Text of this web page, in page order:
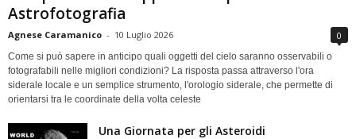
Astrofotografia
Agnese Caramanico - 10 Luglio 2026 0
Come si può sapere in anticipo quali oggetti del cielo saranno osservabili o
fotografabili nelle migliori condizioni? La risposta passa attraverso l'ora
siderale locale e un semplice strumento, l'orologio siderale, che permette di
orientarsi tra le coordinate della volta celeste
Una Giornata per gli Asteroidi